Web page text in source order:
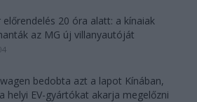
előrendelés 20 óra alatt: a kínaiak
az MG új villanyautóját
bedobta azt a lapot Kínában,
helyi EV-gyártókat akarja megelőzni